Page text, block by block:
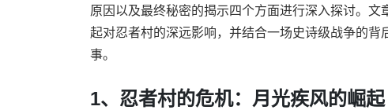
原因以及最终秘密的揭示四个方面进行深入探讨。
起对忍者村的深远影响，并结合一场史诗级战争的
事。
1、忍者村的危机：月光疾风的崛起